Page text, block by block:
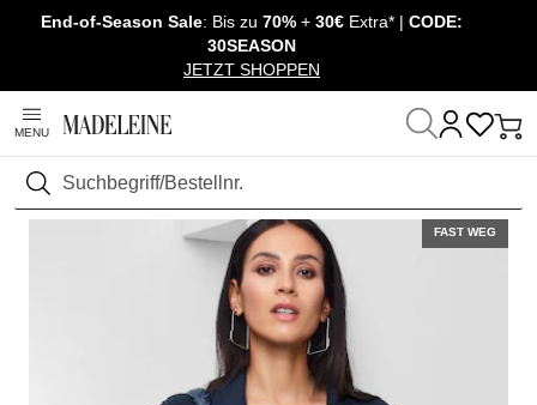
Überspringe Navigation, direkt zum Content
End-of-Season Sale: Bis zu 70% + 30€ Extra* | CODE:
30SEASON
JETZT SHOPPEN
MENU
Suchen
Startseite Mode Jacken & Mäntel
FAST WEG